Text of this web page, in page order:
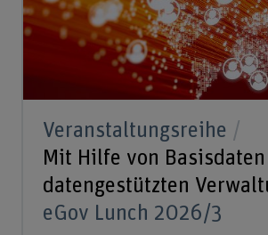
Veranstaltungsreihe
Mit Hilfe von
datengestützten
eGov Lunch 2026/3